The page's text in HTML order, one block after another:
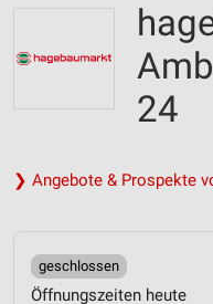
24
❯ Angebote & Prospekte
geschlossen
Öffnungszeiten heute